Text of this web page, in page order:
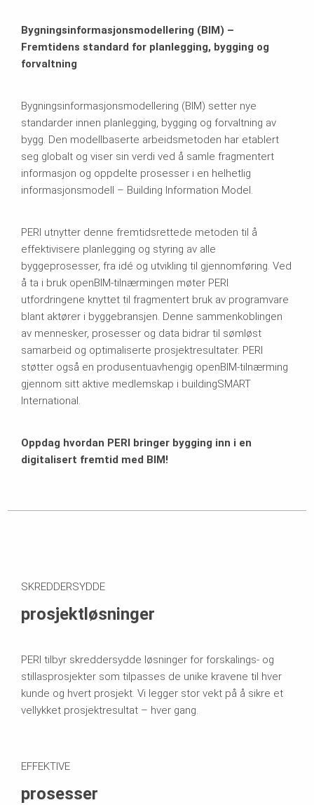
Bygningsinformasjonsmodellering (BIM) –
Fremtidens standard for planlegging, bygging og
forvaltning
Bygningsinformasjonsmodellering (BIM) setter nye
standarder innen planlegging, bygging og forvaltning av
bygg. Den modellbaserte arbeidsmetoden har etablert
seg globalt og viser sin verdi ved å samle fragmentert
informasjon og oppdelte prosesser i en helhetlig
informasjonsmodell – Building Information Model.
PERI utnytter denne fremtidsrettede metoden til å
effektivisere planlegging og styring av alle
byggeprosesser, fra idé og utvikling til gjennomføring. Ved
å ta i bruk openBIM-tilnærmingen møter PERI
utfordringene knyttet til fragmentert bruk av programvare
blant aktører i byggebransjen. Denne sammenkoblingen
av mennesker, prosesser og data bidrar til sømløst
samarbeid og optimaliserte prosjektresultater. PERI
støtter også en produsentuavhengig openBIM-tilnærming
gjennom sitt aktive medlemskap i buildingSMART
International.
Oppdag hvordan PERI bringer bygging inn i en
digitalisert fremtid med BIM!
SKREDDERSYDDE
prosjektløsninger
PERI tilbyr skreddersydde løsninger for forskalings- og
stillasprosjekter som tilpasses de unike kravene til hver
kunde og hvert prosjekt. Vi legger stor vekt på å sikre et
vellykket prosjektresultat – hver gang.
EFFEKTIVE
prosesser